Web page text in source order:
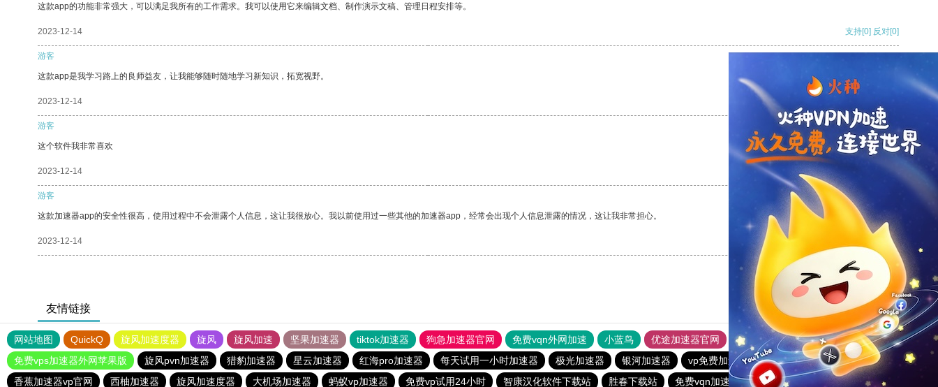
这款app的功能非常强大，可以满足我所有的工作需求。我可以使用它来编辑文档、制作演示文稿、管理日程安排等。
2023-12-14 支持[0] 反对[0]
游客
这款app是我学习路上的良师益友，让我能够随时随地学习新知识，拓宽视野。
2023-12-14
游客
这个软件我非常喜欢
2023-12-14 反对
游客
这款加速器app的安全性很高，使用过程中不会泄露个人信息，这让我很放心。我以前使用过一些其他的加速器app，经常会出现个人信息泄露的情况，这让我非常担心。
2023-12-14 反对[0]
友情链接
网站地图 QuickQ 旋风加速度器 旋风 旋风加速 坚果加速器 tiktok加速器 狗急加速器官网 免费vqn外网加速 小蓝鸟 优途加速器官网 风驰加速器 旋风加速器
八戒看书
免费vps加速器外网苹果版
旋风pvn加速器 猎豹加速器 星云加速器 红海pro加速器 每天试用一小时加速器 极光加速器 银河加速器 vp免费加速 快连npv加速器
turbo加速器
香蕉加速器vp官网
西柚加速器 旋风加速度器 大机场加速器 蚂蚁vp加速器 免费vp试用24小时 智康汉化软件下载站 胜春下载站 免费vqn加速外网ios 国外上网加速器 芒果加速器